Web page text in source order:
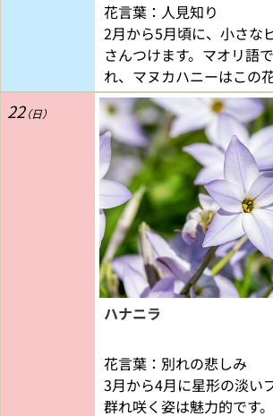
花言葉：人見知り
2月から5月頃に、小さな
さんつけます。マオリ語
れ、マヌカハニーはこの
22
ハナニラ
花言葉：別れの悲しみ
3月から4月に星形の淡い
群れ咲く姿は魅力的です。